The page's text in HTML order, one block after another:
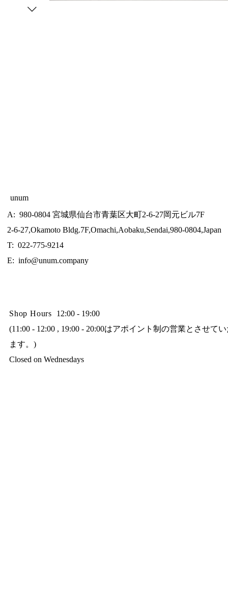
unum
A: 980-0804 宮城県仙台市青葉区大町2-6-27岡元ビル7F
2-6-27,Okamoto Bldg.7F,Omachi,Aobaku,Sendai,980-0804,Japan
T: 022-775-9214
E: info@unum.company
Shop Hours
12:00 - 19:00
(11:00 - 12:00 , 19:00 - 20:00はアポイント制の営業とさせて
ます。)
Closed on Wednesdays​